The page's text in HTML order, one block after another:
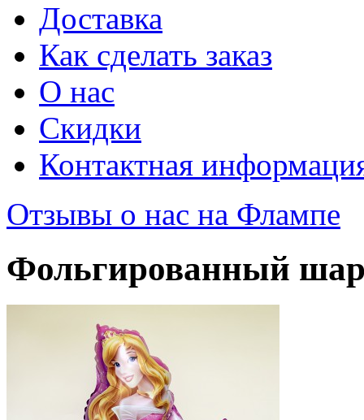
Доставка
Как сделать заказ
О нас
Скидки
Контактная
Отзывы о нас на Флампе
Фольгированный